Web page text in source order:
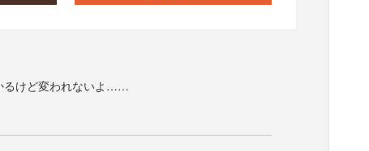
るけど変われないよ……